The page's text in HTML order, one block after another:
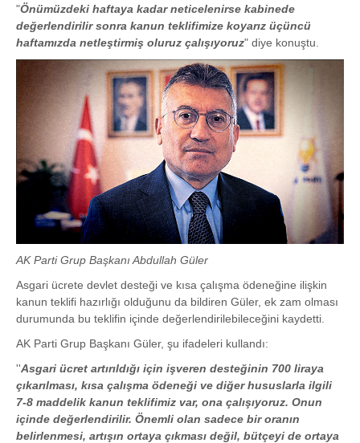
"Önümüzdeki haftaya kadar neticelenirse kabinede
değerlendirilir sonra kanun teklifimize koyarız üçüncü
haftamızda netleştirmiş oluruz çalışıyoruz" diye konuştu.
AK Parti Grup Başkanı Abdullah Güler
Asgari ücrete devlet desteği ve kısa çalışma ödeneğine ilişkin
kanun teklifi hazırlığı olduğunu da bildiren Güler, ek zam olması
durumunda bu teklifin içinde değerlendirilebileceğini kaydetti.
AK Parti Grup Başkanı Güler, şu ifadeleri kullandı:
''Asgari ücret artırıldığı için işveren desteğinin 700 liraya
çıkarılması, kısa çalışma ödeneği ve diğer hususlarla ilgili
7-8 maddelik kanun teklifimiz var, ona çalışıyoruz. Onun
içinde değerlendirilir. Önemli olan sadece bir oranın
belirlenmesi, artışın ortaya çıkması değil, bütçeyi de ortaya